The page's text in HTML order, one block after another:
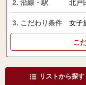
2. 沿線・駅 北戸
3. こだわり条件 女子
こ
リストから探す